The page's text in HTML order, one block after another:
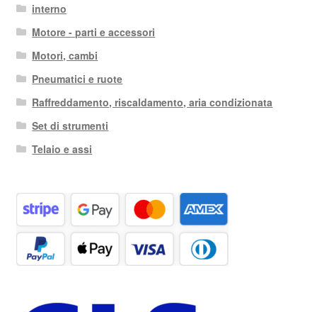
interno
Motore - parti e accessori
Motori, cambi
Pneumatici e ruote
Raffreddamento, riscaldamento, aria condizionata
Set di strumenti
Telaio e assi